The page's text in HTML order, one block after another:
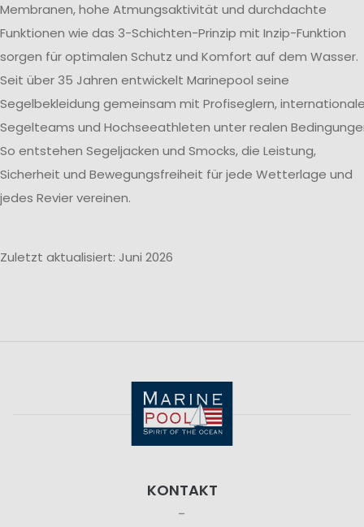
Membranen, hohe Atmungsaktivität und durchdachte
Funktionen wie das 3-Schichten-Prinzip mit Inzip-Funktion
sorgen für optimalen Schutz und Komfort auf dem Wasser.
Seit über 35 Jahren entwickelt Marinepool seine
Segelbekleidung gemeinsam mit Profiseglern,
Segelteams und Hochseeathleten unter realen
So entstehen Segeljacken und Smocks, die Leistung,
Sicherheit und Bewegungsfreiheit für jede Wetterlage und
jedes Revier vereinen.
Zuletzt aktualisiert: Juni 2026
KONTAKT